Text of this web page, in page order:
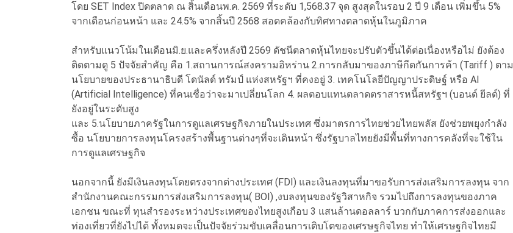
โดย SET Index ปิดตลาด ณ สิ้นเดือนพ.ค. 2569 ที่ระดับ 1,568.37 จุด สูงสุดในรอบ 2 ปี 9 เดือน เพิ่มขึ้น 5%
จากเดือนก่อนหน้า และ 24.5% จากสิ้นปี 2568 สอดคล้องกับทิศทางตลาดหุ้นในภูมิภาค
สำหรับแนวโน้มในเดือนมิ.ย.และครึ่งหลังปี 2569 ดัชนีตลาดหุ้นไทยจะปรับตัวขึ้นได้ต่อเนื่องหรือไม่ ยังต้อง
ติดตามดู 5 ปัจจัยสำคัญ คือ 1.สถานการณ์สงครามอิหร่าน 2.การกลับมาของภาษีกีดกันการค้า (Tariff ) ตาม
นโยบายของประธานาธิบดี โดนัลด์ ทรัมป์ แห่งสหรัฐฯ ที่คงอยู่ 3. เทคโนโลยีปัญญาประดิษฐ์ หรือ AI
(Artificial Intelligence) ที่คนเชื่อว่าจะมาเปลี่ยนโลก 4. ผลตอบแทนตลาดตราสารหนี้สหรัฐฯ (บอนด์ ยีลด์) ที่
ยังอยู่ในระดับสูง
และ 5.นโยบายภาครัฐในการดูแลเศรษฐกิจภายในประเทศ ซึ่งมาตรการไทยช่วยไทยพลัส ยังช่วยพยุงกำลัง
ซื้อ นโยบายการลงทุนโครงสร้างพื้นฐานต่างๆที่จะเดินหน้า ซึ่งรัฐบาลไทยยังมีพื้นที่ทางการคลังที่จะใช้ใน
การดูแลเศรษฐกิจ
นอกจากนี้ ยังมีเงินลงทุนโดยตรงจากต่างประเทศ (FDI) และเงินลงทุนที่มาขอรับการส่งเสริมการลงทุน จาก
สำนักงานคณะกรรมการส่งเสริมการลงทุน( BOI) ,งบลงทุนของรัฐวิสาหกิจ รวมไปถึงการลงทุนของภาค
เอกชน ขณะที่ ทุนสำรองระหว่างประเทศของไทยสูงเกือบ 3 แสนล้านดอลลาร์ บวกกับภาคการส่งออกและ
ท่องเที่ยวที่ยังไปได้ ทั้งหมดจะเป็นปัจจัยร่วมขับเคลื่อนการเติบโตของเศรษฐกิจไทย ทำให้เศรษฐกิจไทยมี